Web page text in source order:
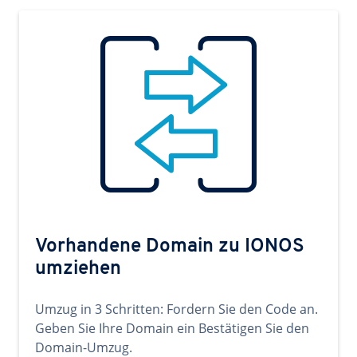
Vorhandene Domain zu IONOS
umziehen
Umzug in 3 Schritten: Fordern Sie den Code an.
Geben Sie Ihre Domain ein Bestätigen Sie den
Domain-Umzug.